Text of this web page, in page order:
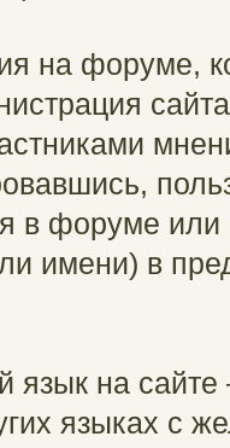
на форуме,
в форуме или
имени) в
на сайте
языках с